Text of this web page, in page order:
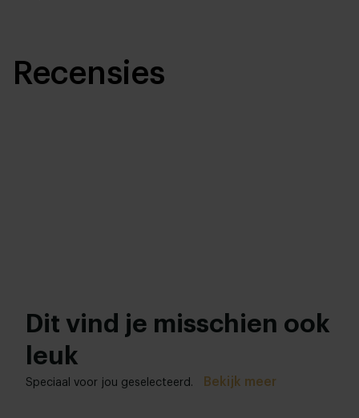
Recensies
Dit vind je misschien ook
leuk
Speciaal voor jou geselecteerd. Bekijk meer